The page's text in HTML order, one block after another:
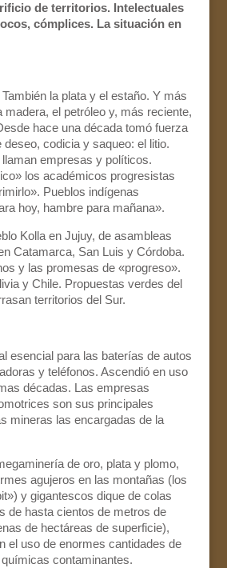
de territorios. Intelectuales
cómplices. La situación en
la plata y el estaño. Y más
madera, el petróleo y, más reciente,
hace una década tomó fuerza
deseo, codicia y saqueo: el litio.
empresas y políticos.
los académicos progresistas
Pueblos indígenas
hoy, hambre para mañana».
Kolla en Jujuy, de asambleas
Catamarca, San Luis y Córdoba.
y las promesas de «progreso».
y Chile. Propuestas verdes del
territorios del Sur.
esencial para las baterías de autos
y teléfonos. Ascendió en uso
décadas. Las empresas
son sus principales
mineras las encargadas de la
de oro, plata y plomo,
agujeros en las montañas (los
y gigantescos dique de colas
de hasta cientos de metros de
de hectáreas de superficie),
el uso de enormes cantidades de
contaminantes.